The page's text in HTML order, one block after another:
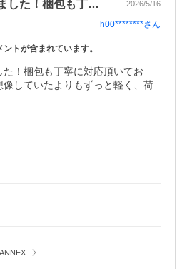
注文後、数日で届きました！梱包も丁寧に… 2026/5/16
h00********さん
トが含まれています。
！梱包も丁寧に対応頂いてお
像していたよりもずっと軽く、荷